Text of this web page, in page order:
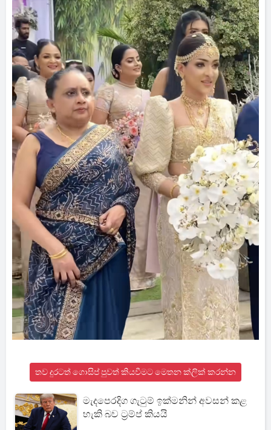
තව දුරටත් ගොසිප් පුවත් කියවීමට මෙතන ක්ලික් කරන්න
මැදපෙරදිග ගැටුම් ඉක්මනින් අවසන් කළ
හැකි බව ට්‍රම්ප් කියයි